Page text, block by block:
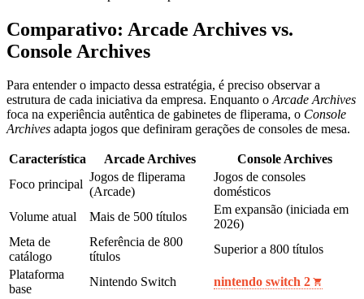
Comparativo: Arcade Archives vs.
Console Archives
Para entender o impacto dessa estratégia, é preciso observar a
estrutura de cada iniciativa da empresa. Enquanto oArcade Archives
foca na experiência autêntica de gabinetes de fliperama, o Console
Archives adapta jogos que definiram gerações de consoles de mesa.
Característica Arcade Archives
Console Archives
Foco principal
Jogos de fliperama
(Arcade)
Jogos de consoles
domésticos
Volume atual
Mais de 500 títulos
Em expansão (iniciada em
2026)
Meta de
catálogo
Referência de 800
títulos
Superior a 800 títulos
Plataforma
base
Nintendo Switch nintendo switch 2